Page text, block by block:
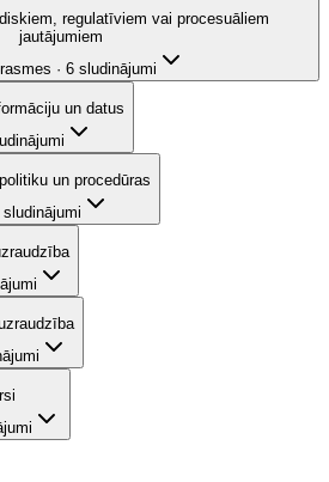
regulatīviem vai procesuāliem
jautājumiem
· 6 sludinājumi
un datus
un procedūras
sludinājumi